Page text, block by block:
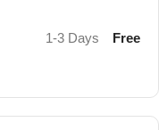
1-3 Days Free